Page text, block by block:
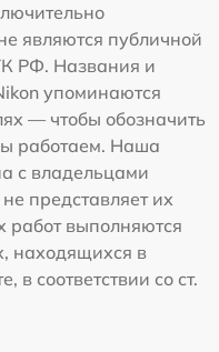
являются публичной
РФ. Названия и
упоминаются
— чтобы обозначить
работаем. Наша
с владельцами
представляет их
работ выполняются
находящихся в
в соответствии со ст.